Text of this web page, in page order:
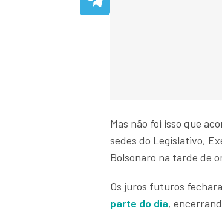
Mas não foi isso que
sedes do Legislativo,
Bolsonaro na tarde de
Os juros futuros
parte do dia,